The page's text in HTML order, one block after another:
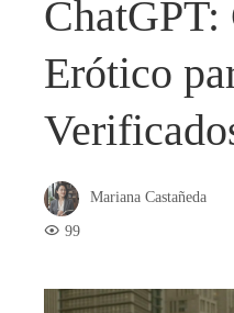
Erótico
Mariana Castañeda
99